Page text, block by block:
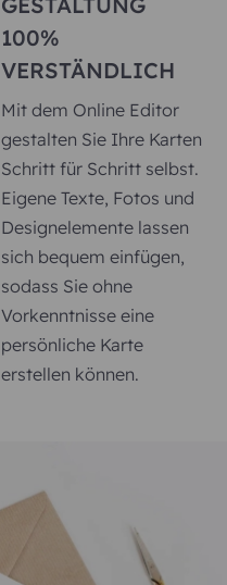
100%
VERSTÄNDLICH
Mit dem Online Editor
gestalten Sie Ihre Karten
Schritt für Schritt selbst.
Eigene Texte, Fotos und
Designelemente lassen
sich bequem einfügen,
sodass Sie ohne
Vorkenntnisse eine
persönliche Karte
erstellen können.